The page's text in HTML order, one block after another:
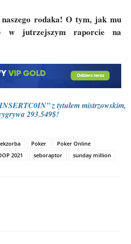
rodaka! O tym, jak mu
w jutrzejszym raporcie na
z tytułem mistrzowskim,
293.549$!
Poker
Poker Online
2021 seboraptor sunday million